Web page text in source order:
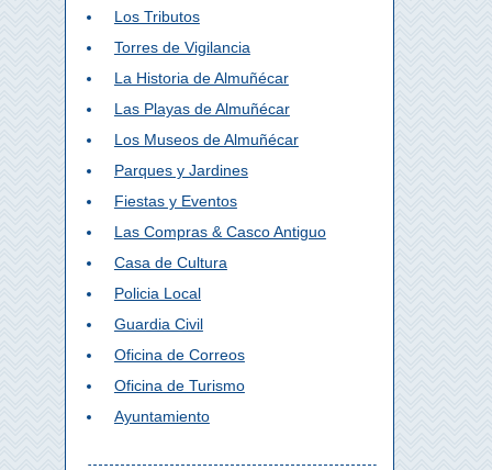
Los Tributos
Torres de Vigilancia
La Historia de Almuñécar
Las Playas de Almuñécar
Los Museos de Almuñécar
Parques y Jardines
Fiestas y Eventos
Las Compras & Casco Antiguo
Casa de Cultura
Policia Local
Guardia Civil
Oficina de Correos
Oficina de Turismo
Ayuntamiento